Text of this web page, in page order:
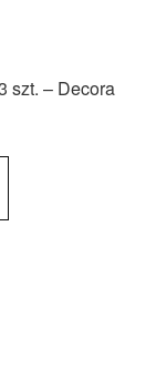
szt. – Decora